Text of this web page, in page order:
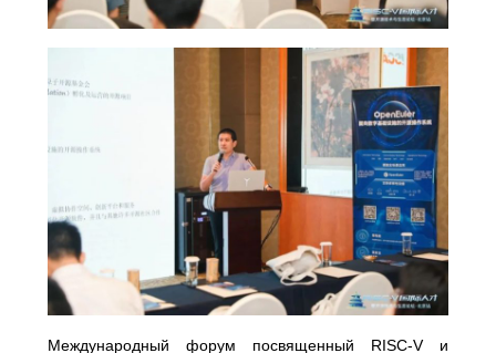
Международный форум посвященный RISC-V и